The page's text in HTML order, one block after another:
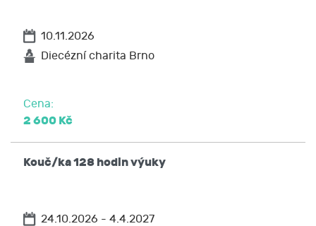
10.11.2026
Diecézní charita Brno
Cena:
2 600 Kč
Kouč/ka 128 hodin výuky
24.10.2026 - 4.4.2027